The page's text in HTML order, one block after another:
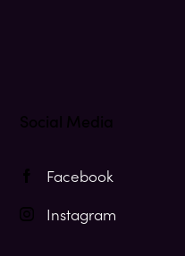
Social Media
Facebook
Instagram